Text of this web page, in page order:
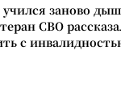
учился заново
СВО
с